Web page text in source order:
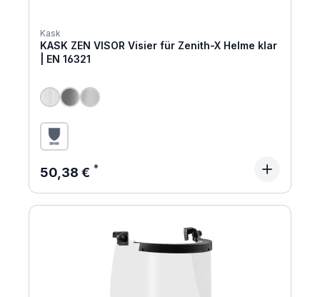
Kask
KASK ZEN VISOR Visier für Zenith-X Helme klar
| EN 16321
Regulärer Preis:
50,38 €